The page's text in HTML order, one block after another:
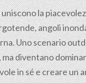
la
angoli
Uno scenario
diventano
in sé e creare un